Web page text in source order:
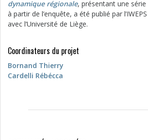
dynamique régionale, présentant une série
à partir de l’enquête, a été publié par
avec l’Université de Liège.
Coordinateurs du projet
Bornand Thierry
Cardelli Rébécca